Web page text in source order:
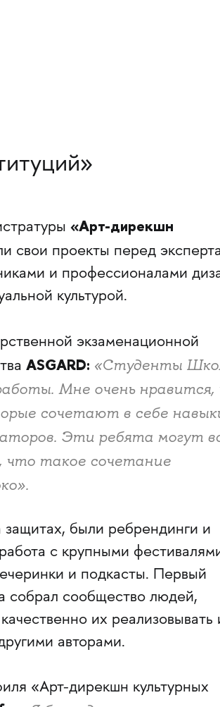
«Арт-дирекшн
свои проекты перед
и профессионалами
культурой.
экзаменационной
ASGARD: «Студенты
Мне очень нравится,
сочетают в себе
Эти ребята могут
что такое сочетание
были ребрендинги и
с крупными
и подкасты. Первый
собрал сообщество людей,
их реализовывать
авторами.
«Арт-дирекшн культурных